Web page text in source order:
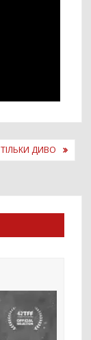
ТІЛЬКИ ДИВО